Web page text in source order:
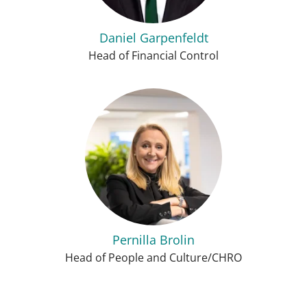
Daniel Garpenfeldt
Head of Financial Control
Pernilla Brolin
Head of People and Culture/CHRO